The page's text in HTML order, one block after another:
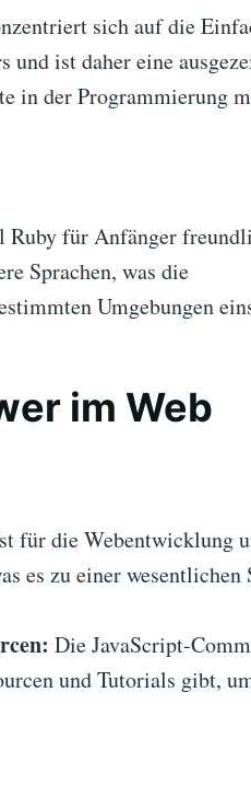
sich auf die
ist daher eine
in der Programmierung
Ruby für Anfänger
Sprachen, was die
Umgebungen
im Web
für die Webentwicklung
es zu einer wesentlichen
Die JavaScript-
und Tutorials gibt,